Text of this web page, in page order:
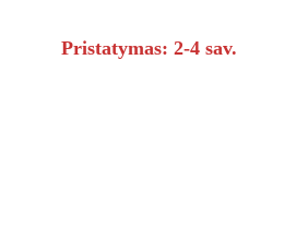
Pristatymas: 2-4 sav.